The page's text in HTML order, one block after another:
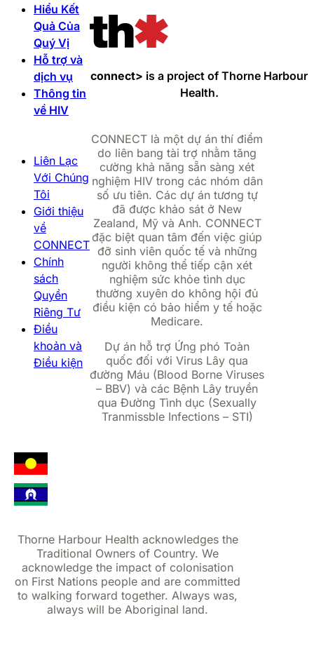
Kết quả của tôi dương tính
Hiểu Kết
Quả Của
Quý Vị
Hỗ trợ và
dịch vụ
Thông tin
về HIV
Liên Lạc
Với Chúng
Tôi
Giới thiệu
về
CONNECT
Chính
sách
Quyền
Riêng Tư
Điều
khoản và
Điều kiện
connect> is a project of Thorne Harbour
Health.
CONNECT là một dự án thí điểm
do liên bang tài trợ nhằm tăng
cường khả năng sẵn sàng xét
nghiệm HIV trong các nhóm dân
số ưu tiên. Các dự án tương tự
đã được khảo sát ở New
Zealand, Mỹ và Anh. CONNECT
đặc biệt quan tâm đến việc giúp
đỡ sinh viên quốc tế và những
người không thể tiếp cận xét
nghiệm sức khỏe tình dục
thường xuyên do không hội đủ
điều kiện có bảo hiểm y tế hoặc
Medicare.
Dự án hỗ trợ Ứng phó Toàn
quốc đối với Virus Lây qua
đường Máu (Blood Borne Viruses
– BBV) và các Bệnh Lây truyền
qua Đường Tình dục (Sexually
Tranmissble Infections – STI)
Thorne Harbour Health acknowledges the
Traditional Owners of Country. We
acknowledge the impact of colonisation
on First Nations people and are committed
to walking forward together. Always was,
always will be Aboriginal land.